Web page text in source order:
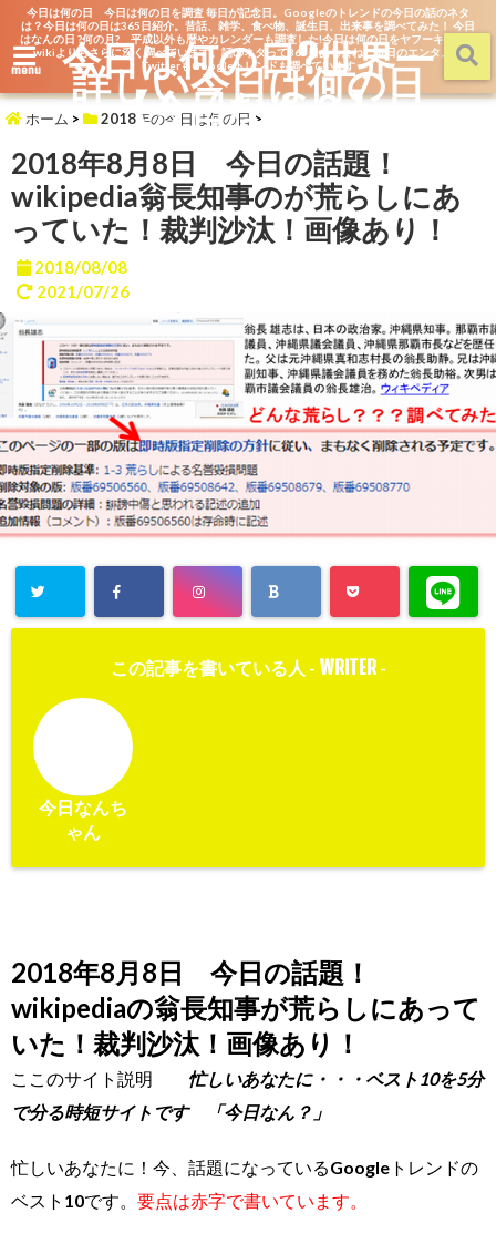
今日は何の日 今日は何の日を調査 毎日が記念日。Googleのトレンドの今日の話のネタ
は？今日は何の日は365日紹介。昔話、雑学、食べ物、誕生日、出来事を調べてみた！ 今日
はなんの日 ?何の月? 平成以外も暦やカレンダーも調査した!今日は何の日をヤフーキッズや
wikiよりもさらに深く調べています。話のネタって365日あるよね。毎日のエンタメを
TwitterもGoogleトレンドも調べています
menu 今日は何の日?世界一
詳しい今日は何の日
【今日なん？】
ホーム > 2018年の今日は何の日 >
2018年8月8日 今日の話題！
wikipedia翁長知事のが荒らしにあ
っていた！裁判沙汰！画像あり！
2018/08/08
2021/07/26
この記事を書いている人 - WRITER-
今日なんち
ゃん
2018年8月8日 今日の話題！
wikipediaの翁長知事が荒らしにあって
いた！裁判沙汰！画像あり！
ここのサイト説明 忙しいあなたに・・・ベスト10を5分
で分る時短サイトです 「今日なん？」
忙しいあなたに！今、話題になっているGoogleトレンドの
ベスト10です。 要点は赤字で書いています。